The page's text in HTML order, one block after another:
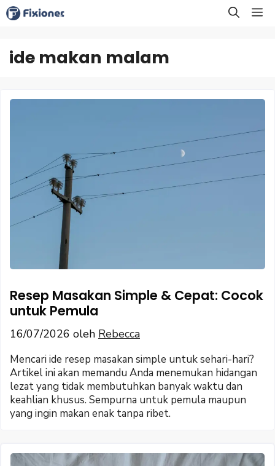
Langsung
ke
ide makan malam
Resep Masakan Simple & Cepat: Cocok
untuk Pemula
16/07/2026 oleh Rebecca
Mencari ide resep masakan simple untuk sehari-hari?
Artikel ini akan memandu Anda menemukan hidangan
lezat yang tidak membutuhkan banyak waktu dan
keahlian khusus. Sempurna untuk pemula maupun
yang ingin makan enak tanpa ribet.